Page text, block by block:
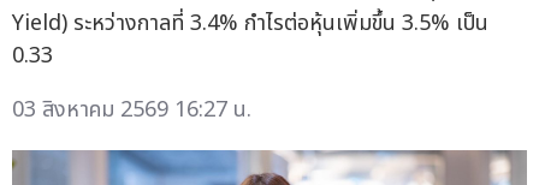
Yield) ระหว่างกาลที่ 3.4% กำไรต่อหุ้นเพิ่มขึ้น 3.5% เป็น
0.33
03 สิงหาคม 2569 16:27 น.